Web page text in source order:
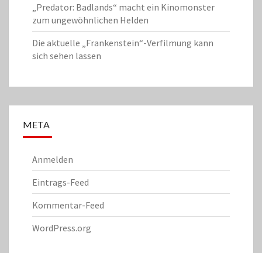
„Predator: Badlands“ macht ein Kinomonster
zum ungewöhnlichen Helden
Die aktuelle „Frankenstein“-Verfilmung kann
sich sehen lassen
META
Anmelden
Eintrags-Feed
Kommentar-Feed
WordPress.org